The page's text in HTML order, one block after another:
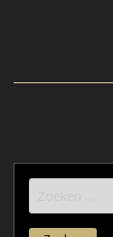
naar: